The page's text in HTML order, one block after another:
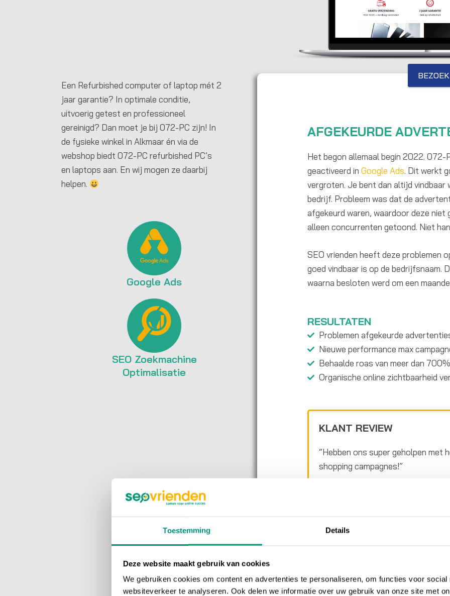
Toestemming Details
Deze website maakt gebruik van cookies
We gebruiken cookies om content en advertenties te personaliseren, om functies voor social
websiteverkeer te analyseren. Ook delen we informatie over uw gebruik van onze site met
Een Refurbished computer of laptop mét 2
jaar garantie? In optimale conditie,
uitvoerig getest en professioneel
gereinigd? Dan moet je bij 072-PC zijn! In
de fysieke winkel in Alkmaar én via de
webshop biedt 072-PC refurbished PC’s
en laptops aan. En wij mogen ze daarbij
helpen.
Google Ads
SEO Zoekmachine
Optimalisatie
AFGEKEURDE
Het begon allemaal begin 2022. 072-
geactiveerd inGoogle Ads. Dit werkt
vergroten. Je bent dan altijd vindbaar
bedrijf. Probleem was dat de
afgekeurd waren, waardoor deze
alleen concurrenten getoond. Niet
SEO vrienden heeft deze problemen
goed vindbaar is op de bedrijfsnaam.
waarna besloten werd om een
RESULTATEN
Problemen afgekeurde
Nieuwe performance max
Behaalde roas van meer dan 700%
Organische online zichtbaarheid
KLANT REVIEW
“Hebben ons super geholpen met
shopping campagnes!”
GOOGLE SHOPPING,
campagnegeactiveerd. Ideaal voor
een afbeelding van het product en